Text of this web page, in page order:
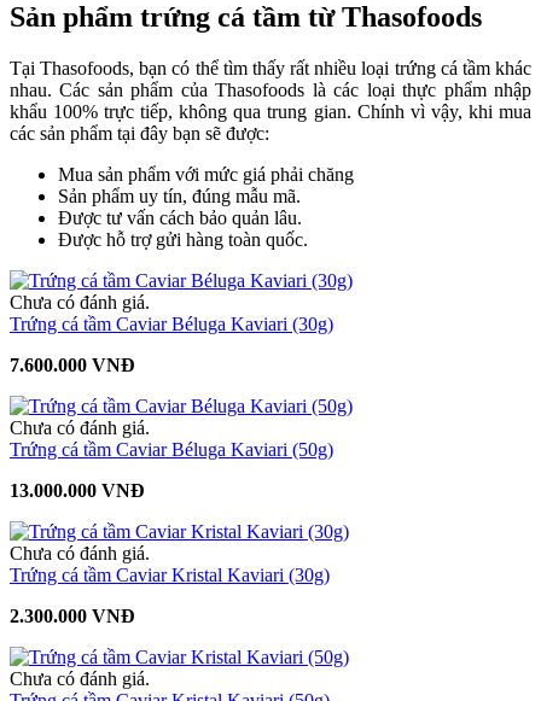
Sản phẩm trứng cá tầm từ Thasofoods
Tại Thasofoods, bạn có thể tìm thấy rất nhiều loại trứng cá tầm khác
nhau. Các sản phẩm của Thasofoods là các loại thực phẩm nhập
khẩu 100% trực tiếp, không qua trung gian. Chính vì vậy, khi mua
các sản phẩm tại đây bạn sẽ được:
Mua sản phẩm với mức giá phải chăng
Sản phẩm uy tín, đúng mẫu mã.
Được tư vấn cách bảo quản lâu.
Được hỗ trợ gửi hàng toàn quốc.
Chưa có đánh giá.
Trứng cá tầm Caviar Béluga Kaviari (30g)
7.600.000 VNĐ
Chưa có đánh giá.
Trứng cá tầm Caviar Béluga Kaviari (50g)
13.000.000 VNĐ
Chưa có đánh giá.
Trứng cá tầm Caviar Kristal Kaviari (30g)
2.300.000 VNĐ
Chưa có đánh giá.